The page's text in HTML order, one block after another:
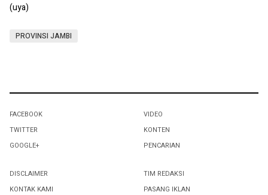
(uya)
PROVINSI JAMBI
FACEBOOK
TWITTER
GOOGLE+
VIDEO
KONTEN
PENCARIAN
DISCLAIMER
KONTAK KAMI
TIM REDAKSI
PASANG IKLAN